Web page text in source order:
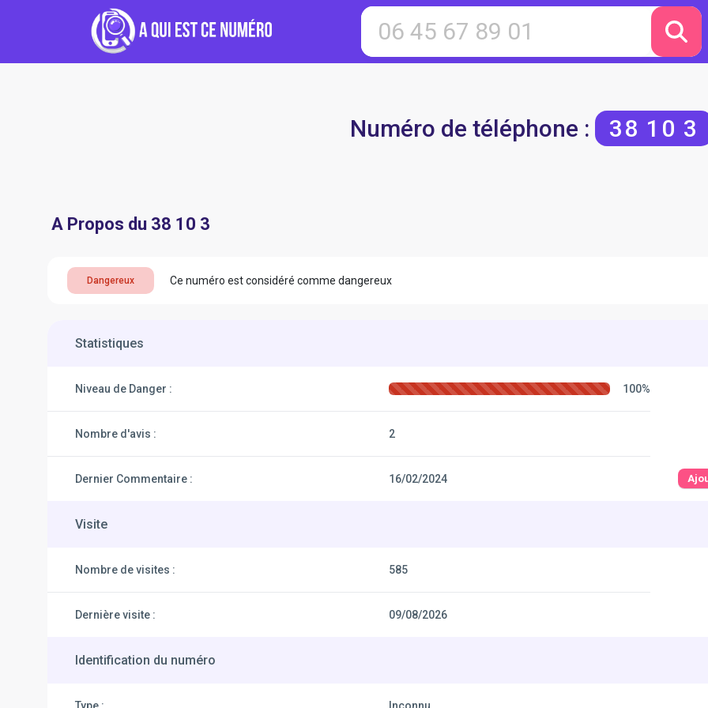
Numéro de téléphone : 38 10 3
A Propos du 38 10 3
Dangereux Ce numéro est considéré comme dangereux
Statistiques
Niveau de Danger : 100%
Nombre d'avis : 2
Dernier Commentaire : 16/02/2024
Visite
Nombre de visites : 585
Dernière visite : 09/08/2026
Identification du numéro